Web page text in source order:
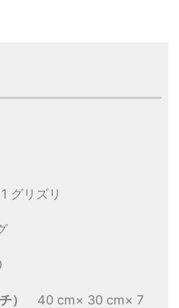
グリズリ
）
40 cm× 30 cm× 7